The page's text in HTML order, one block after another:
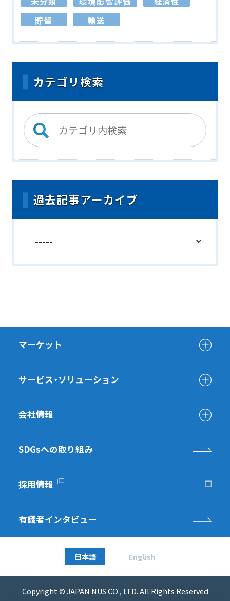
貯留
輸送
カテゴリ検索
過去記事アーカイブ
マーケット
サービス・ソリューション
会社情報
SDGsへの取り組み
採用情報
有識者インタビュー
日本語 English
Copyright © JAPAN NUS CO., LTD. All Rights Reserved